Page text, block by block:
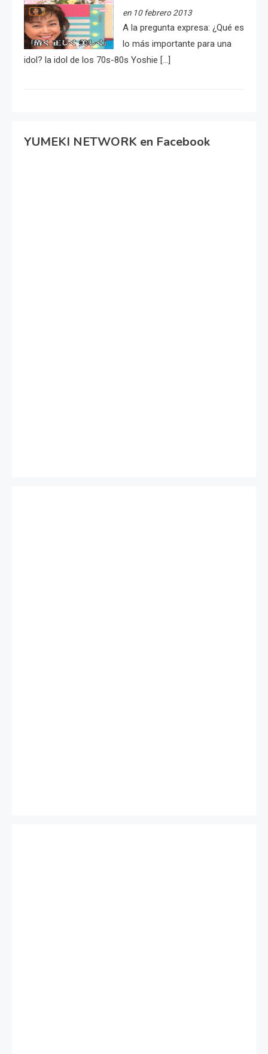
en 10 febrero 2013
A la pregunta expresa: ¿Qué es
lo más importante para una
idol? la idol de los 70s-80s Yoshie […]
YUMEKI NETWORK en Facebook